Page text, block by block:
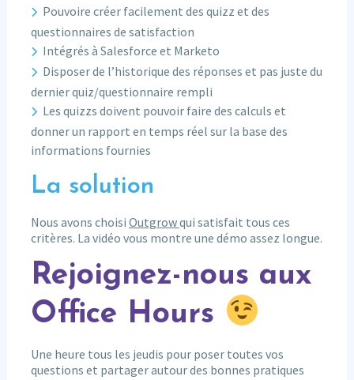
Pouvoire créer facilement des quizz et des
questionnaires de satisfaction
Intégrés à Salesforce et Marketo
Disposer de l’historique des réponses et pas juste du
dernier quiz/questionnaire rempli
Les quizzs doivent pouvoir faire des calculs et
donner un rapport en temps réel sur la base des
informations fournies
La solution
Nous avons choisi Outgrowqui satisfait tous ces
critères. La vidéo vous montre une démo assez longue.
Rejoignez-nous aux
Office Hours
Une heure tous les jeudis pour poser toutes vos
questions et partager autour des bonnes pratiques